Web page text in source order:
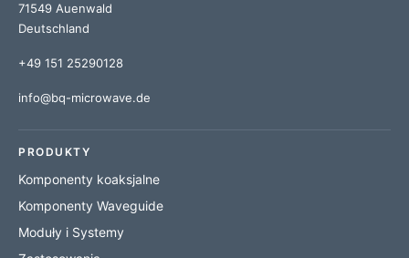
71549 Auenwald
Deutschland
+49 151 25290128
info@bq-microwave.de
PRODUKTY
Komponenty koaksjalne
Komponenty Waveguide
Moduły i Systemy